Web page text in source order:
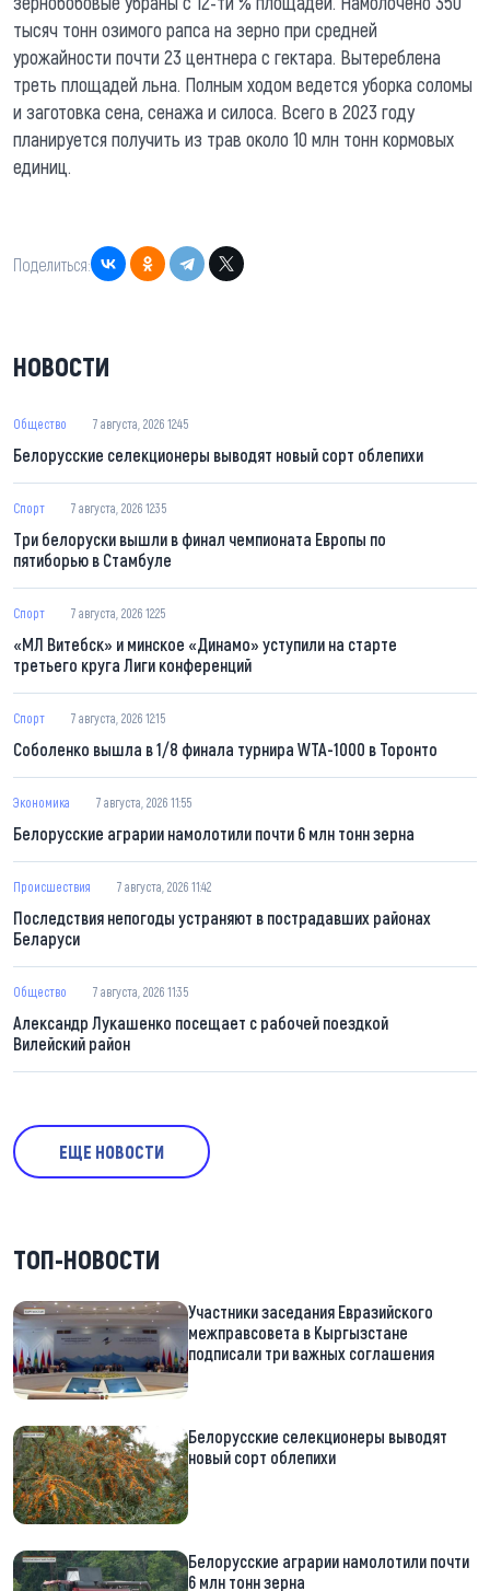
тысяч тонн озимого рапса на зерно при средней
урожайности почти 23 центнера с гектара. Вытереблена
треть площадей льна. Полным ходом ведется уборка соломы
и заготовка сена, сенажа и силоса. Всего в 2023 году
планируется получить из трав около 10 млн тонн кормовых
единиц.
Поделиться:
НОВОСТИ
Общество 7 августа, 2026 12:45
Белорусские селекционеры выводят новый сорт облепихи
Спорт 7 августа, 2026 12:35
Три белоруски вышли в финал чемпионата Европы по
пятиборью в Стамбуле
Спорт 7 августа, 2026 12:25
«МЛ Витебск» и минское «Динамо» уступили на старте
третьего круга Лиги конференций
Спорт 7 августа, 2026 12:15
Соболенко вышла в 1/8 финала турнира WTA-1000 в Торонто
Экономика 7 августа, 2026 11:55
Белорусские аграрии намолотили почти 6 млн тонн зерна
Происшествия 7 августа, 2026 11:42
Последствия непогоды устраняют в пострадавших районах
Беларуси
Общество 7 августа, 2026 11:35
Александр Лукашенко посещает с рабочей поездкой
Вилейский район
ЕЩЕ НОВОСТИ
ТОП-НОВОСТИ
Участники заседания Евразийского
межправсовета в Кыргызстане
подписали три важных соглашения
Белорусские селекционеры выводят
новый сорт облепихи
Белорусские аграрии намолотили почти
6 млн тонн зерна